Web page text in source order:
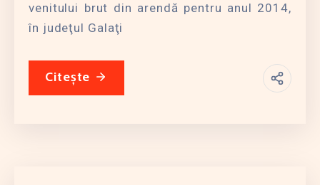
venitului brut din arendă pentru anul 2014,
în judeţul Galaţi
Citește